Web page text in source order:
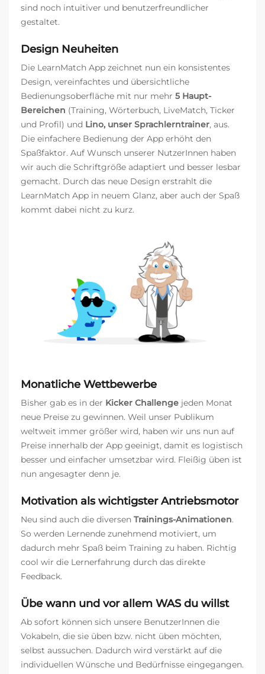
sind noch intuitiver und benutzerfreundlicher
gestaltet.
Design Neuheiten
Die LearnMatch App zeichnet nun ein konsistentes
Design, vereinfachtes und übersichtliche
Bedienungsoberfläche mit nur mehr 5 Haupt-
Bereichen (Training, Wörterbuch, LiveMatch, Ticker
und Profil) und Lino, unser Sprachlerntrainer, aus.
Die einfachere Bedienung der App erhöht den
Spaßfaktor. Auf Wunsch unserer NutzerInnen haben
wir auch die Schriftgröße adaptiert und besser lesbar
gemacht. Durch das neue Design erstrahlt die
LearnMatch App in neuem Glanz, aber auch der Spaß
kommt dabei nicht zu kurz.
Monatliche Wettbewerbe
Bisher gab es in der Kicker Challenge jeden Monat
neue Preise zu gewinnen. Weil unser Publikum
weltweit immer größer wird, haben wir uns nun auf
Preise innerhalb der App geeinigt, damit es logistisch
besser und einfacher umsetzbar wird. Fleißig üben ist
nun angesagter denn je.
Motivation als wichtigster Antriebsmotor
Neu sind auch die diversen Trainings-Animationen.
So werden Lernende zunehmend motiviert, um
dadurch mehr Spaß beim Training zu haben. Richtig
cool wir die Lernerfahrung durch das direkte
Feedback.
Übe wann und vor allem WAS du willst
Ab sofort können sich unsere BenutzerInnen die
Vokabeln, die sie üben bzw. nicht üben möchten,
selbst aussuchen. Dadurch wird verstärkt auf die
individuellen Wünsche und Bedürfnisse eingegangen.